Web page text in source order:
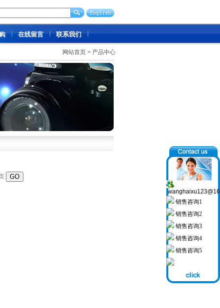
在线留言 联系我们
网站首页 > 产品中心
销售咨询1
销售咨询2
销售咨询3
销售咨询4
销售咨询5